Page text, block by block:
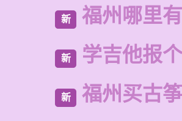
新 福州哪里
新 学吉他报
新 福州买古